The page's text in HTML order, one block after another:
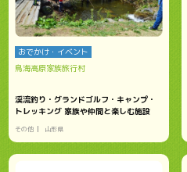
おでかけ・イベント
鳥海高原家族旅行村
渓流釣り・グランドゴルフ・キャンプ・
トレッキング 家族や仲間と楽しむ施設
その他 山形県